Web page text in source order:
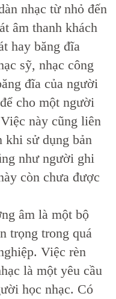
nhạc từ nhỏ đến
âm thanh khách
hay băng đĩa
sỹ, nhạc công
đĩa của người
cho một người
này cũng liên
khi sử dụng bản
như người ghi
còn chưa được
âm là một bộ
trọng trong quá
Việc rèn
là một yêu cầu
học nhạc. Có